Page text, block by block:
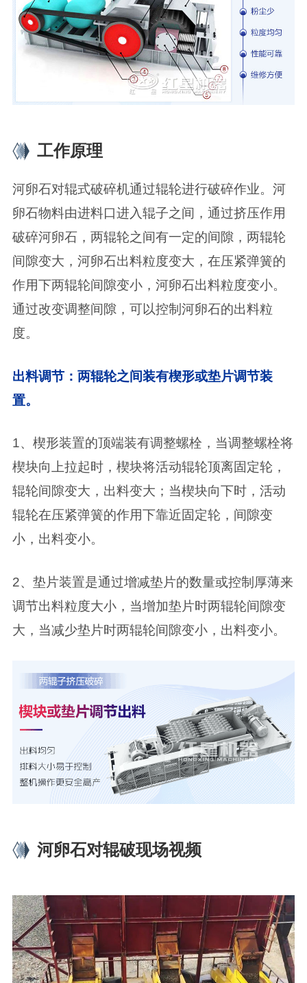
工作原理
河卵石对辊式破碎机通过辊轮进行破碎作业。河
卵石物料由进料口进入辊子之间，通过挤压作用
破碎河卵石，两辊轮之间有一定的间隙，两辊轮
间隙变大，河卵石出料粒度变大，在压紧弹簧的
作用下两辊轮间隙变小，河卵石出料粒度变小。
通过改变调整间隙，可以控制河卵石的出料粒
度。
出料调节：两辊轮之间装有楔形或垫片调节装
置。
1、楔形装置的顶端装有调整螺栓，当调整螺栓将
楔块向上拉起时，楔块将活动辊轮顶离固定轮，
辊轮间隙变大，出料变大；当楔块向下时，活动
辊轮在压紧弹簧的作用下靠近固定轮，间隙变
小，出料变小。
2、垫片装置是通过增减垫片的数量或控制厚薄来
调节出料粒度大小，当增加垫片时两辊轮间隙变
大，当减少垫片时两辊轮间隙变小，出料变小。
河卵石对辊破现场视频